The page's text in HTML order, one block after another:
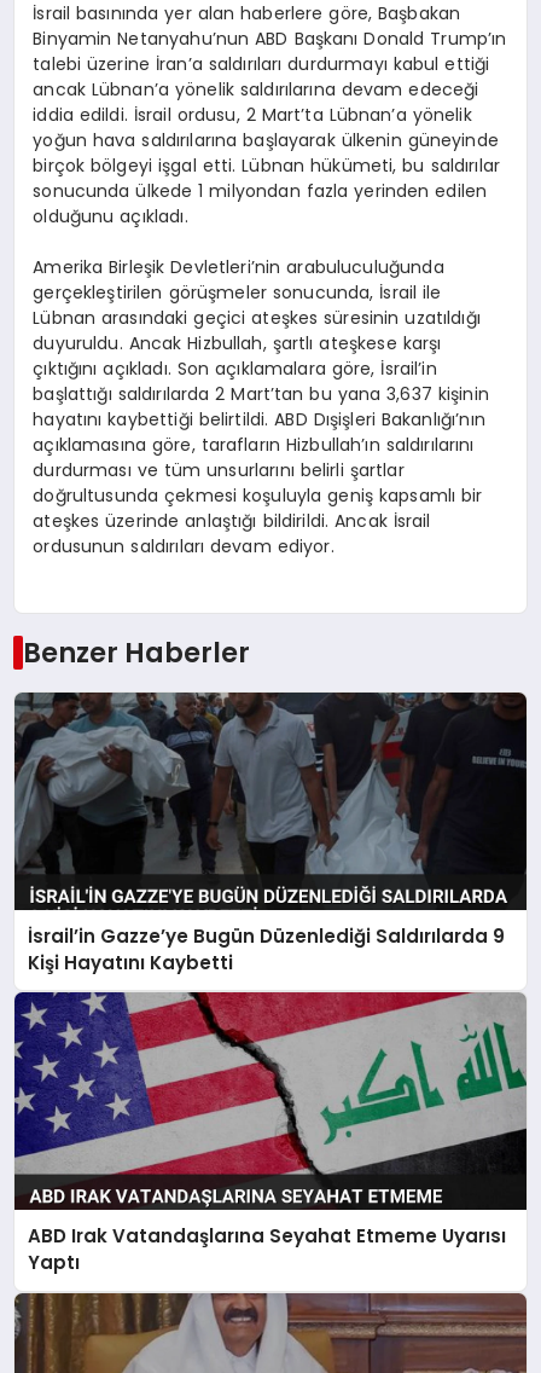
İsrail basınında yer alan haberlere göre, Başbakan
Binyamin Netanyahu’nun ABD Başkanı Donald Trump’ın
talebi üzerine İran’a saldırıları durdurmayı kabul ettiği
ancak Lübnan’a yönelik saldırılarına devam edeceği
iddia edildi. İsrail ordusu, 2 Mart’ta Lübnan’a yönelik
yoğun hava saldırılarına başlayarak ülkenin güneyinde
birçok bölgeyi işgal etti. Lübnan hükümeti, bu saldırılar
sonucunda ülkede 1 milyondan fazla yerinden edilen
olduğunu açıkladı.
Amerika Birleşik Devletleri’nin arabuluculuğunda
gerçekleştirilen görüşmeler sonucunda, İsrail ile
Lübnan arasındaki geçici ateşkes süresinin uzatıldığı
duyuruldu. Ancak Hizbullah, şartlı ateşkese karşı
çıktığını açıkladı. Son açıklamalara göre, İsrail’in
başlattığı saldırılarda 2 Mart’tan bu yana 3,637 kişinin
hayatını kaybettiği belirtildi. ABD Dışişleri Bakanlığı’nın
açıklamasına göre, tarafların Hizbullah’ın saldırılarını
durdurması ve tüm unsurlarını belirli şartlar
doğrultusunda çekmesi koşuluyla geniş kapsamlı bir
ateşkes üzerinde anlaştığı bildirildi. Ancak İsrail
ordusunun saldırıları devam ediyor.
Benzer Haberler
İsrail’in Gazze’ye Bugün Düzenlediği Saldırılarda 9
Kişi Hayatını Kaybetti
ABD Irak Vatandaşlarına Seyahat Etmeme Uyarısı
Yaptı